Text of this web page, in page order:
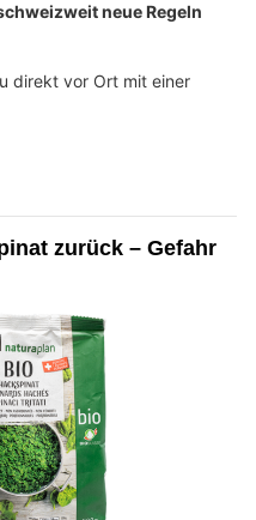
neue Regeln
direkt vor Ort mit einer
zurück – Gefahr